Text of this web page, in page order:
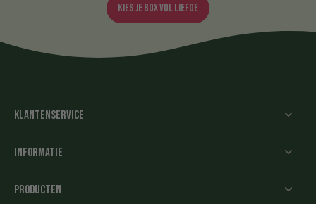
Kies je box vol liefde
Klantenservice
Informatie
Producten